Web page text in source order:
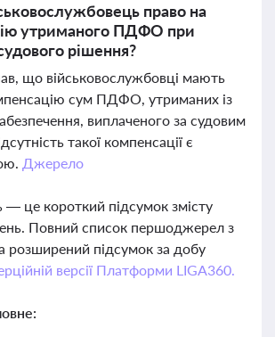
право на
утриманого ПДФО при
рішення?
що військовослужбовці мають
сум ПДФО, утриманих із
виплаченого за судовим
такої компенсації є
Джерело
це короткий підсумок змісту
Повний список першоджерел з
розширений підсумок за добу
версії Платформи LIGA360.